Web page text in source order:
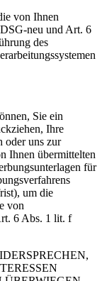
von Ihnen
neu und Art. 6
des
Sie ein
Ihre
oder uns zur
Ihnen übermittelten
für
um die
von
6 Abs. 1 lit. f